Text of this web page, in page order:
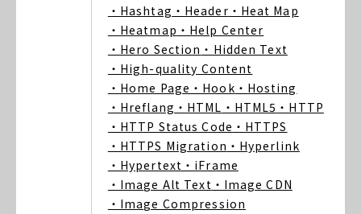
・Hashtag ・Header ・Heat Map
・Heatmap ・Help Center
・Hero Section ・Hidden Text
・High-quality Content
・Home Page ・Hook ・Hosting
・Hreflang ・HTML ・HTML5 ・HTTP
・HTTP Status Code ・HTTPS
・HTTPS Migration ・Hyperlink
・Hypertext ・iFrame
・Image Alt Text ・Image CDN
・Image Compression